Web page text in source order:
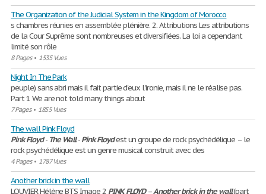
The Organization of the Judicial System in the Kingdom of Morocco
s chambres réunies en assemblée plénière. 2. Attributions Les attributions
de la Cour Suprême sont nombreuses et diversifiées. La loi a cependant
limité son rôle
8 Pages• 1535 Vues
Night In The Park
peuple) sans abri mais il fait partie d'eux l'ironie, mais il ne le réalise pas.
Part 1 We are not told many things about
7 Pages• 1855 Vues
The wall Pink Floyd
PinkFloyd- The Wall-PinkFloydest un groupe de rock psychédélique – le
rock psychédélique est un genre musical construit avec des
4 Pages• 1787 Vues
Another brick in the wall
LOUVIER Hélène BTS Image 2 PINK FLOYD–Another brickin the wall(part